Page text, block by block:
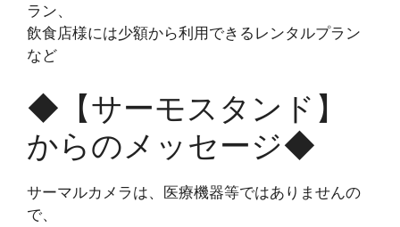
ラン、
飲食店様には少額から利用できるレンタルプラン
など
◆【サーモスタンド】
からのメッセージ◆
サーマルカメラは、医療機器等ではありませんの
で、